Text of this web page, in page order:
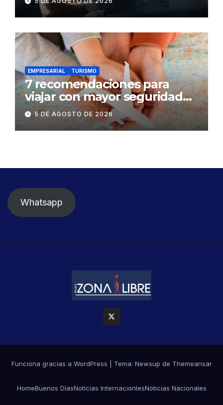
mental
EMPRESARIAL TURISMO
7 recomendaciones para
viajar con mayor seguridad
dentro y fuera del Ecuador
5 DE AGOSTO DE 2026
Whatsapp
Funciona gracias a WordPress Tema: Newsup de Themeansar
HomeBuenos DíasNoticias InternacionlesNoticias Nacionales